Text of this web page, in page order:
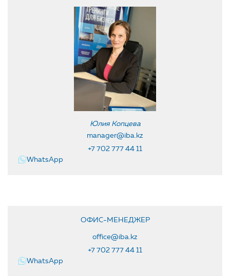
Юлия Копцева
manager@iba.kz
+7 702 777 44 11
WhatsApp
ОФИС-МЕНЕДЖЕР
office@iba.kz
+7 702 777 44 11
WhatsApp